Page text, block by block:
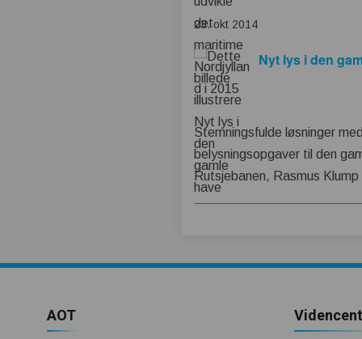
23. okt 2014
Nyt lys i den
Stemningsfulde løsninger
belysningsopgaver til den
Rutsjebanen, Rasmus
AOT